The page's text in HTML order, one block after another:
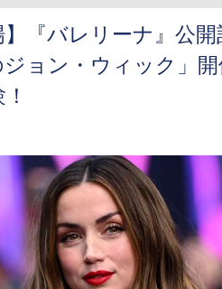
】『バレリーナ』公
ョン・ウィック」